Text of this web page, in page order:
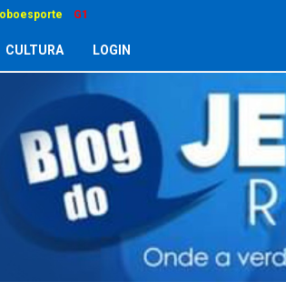
G1
CULTURA LOGIN